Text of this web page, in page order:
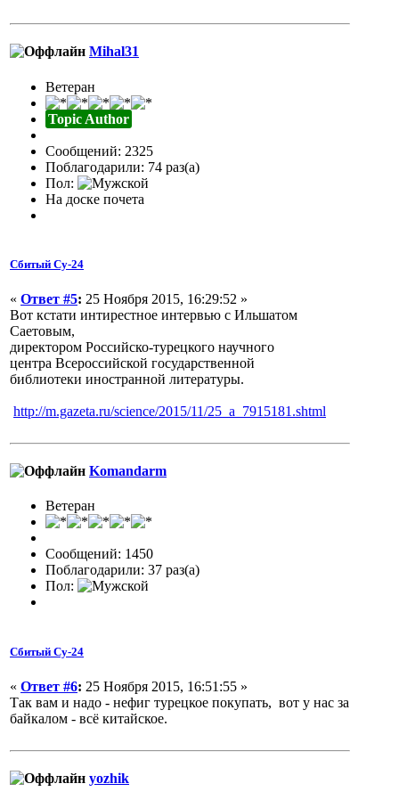
Mihal31
Ветеран
Topic Author
Сообщений: 2325
Поблагодарили: 74 раз(а)
Пол:
На доске почета
Сбитый Су-24
« Ответ #5: 25 Ноября 2015, 16:29:52 »
Вот кстати интирестное интервью с Ильшатом
Саетовым,
директором Российско-турецкого научного
центра Всероссийской государственной
библиотеки иностранной литературы.
http://m.gazeta.ru/science/2015/11/25_a_7915181.shtml
Komandarm
Ветеран
Сообщений: 1450
Поблагодарили: 37 раз(а)
Пол:
Сбитый Су-24
« Ответ #6: 25 Ноября 2015, 16:51:55 »
Так вам и надо - нефиг турецкое покупать, вот у нас за
байкалом - всё китайское.
yozhik